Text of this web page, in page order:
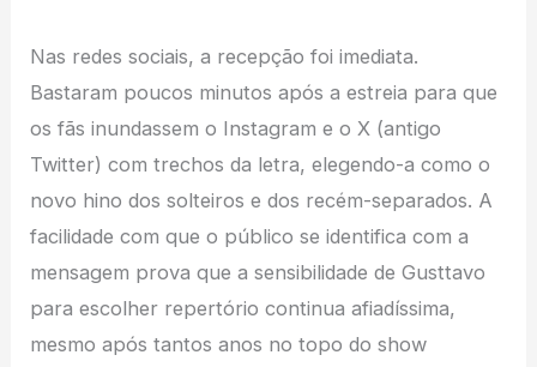
Nas redes sociais, a recepção foi imediata.
Bastaram poucos minutos após a estreia para que
os fãs inundassem o Instagram e o X (antigo
Twitter) com trechos da letra, elegendo-a como o
novo hino dos solteiros e dos recém-separados. A
facilidade com que o público se identifica com a
mensagem prova que a sensibilidade de Gusttavo
para escolher repertório continua afiadíssima,
mesmo após tantos anos no topo do show